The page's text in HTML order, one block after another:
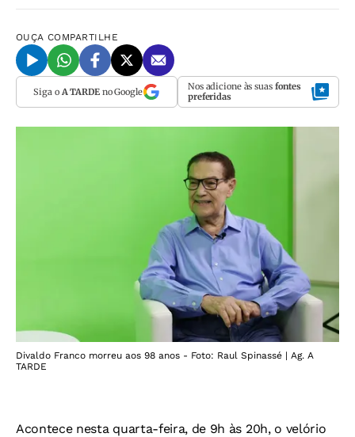
OUÇA COMPARTILHE
Siga o A TARDEno Google Nos adicione às suas fontes
preferidas
Divaldo Franco morreu aos 98 anos - Foto: Raul Spinassé | Ag. A
TARDE
Acontece nesta quarta-feira, de 9h às 20h, o velório